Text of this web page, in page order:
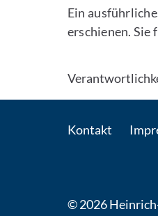
Ein
erschienen. Sie
Kontakt
© 2026